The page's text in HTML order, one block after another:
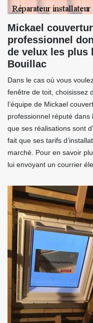
Mickael
professionnel
de velux les plus
Bouillac
Dans le cas où vous
fenêtre de toit, choisissez
l’équipe de Mickael
professionnel réputé
que ses réalisations sont
fait que ses tarifs
marché. Pour en savoir
lui envoyant un courrier